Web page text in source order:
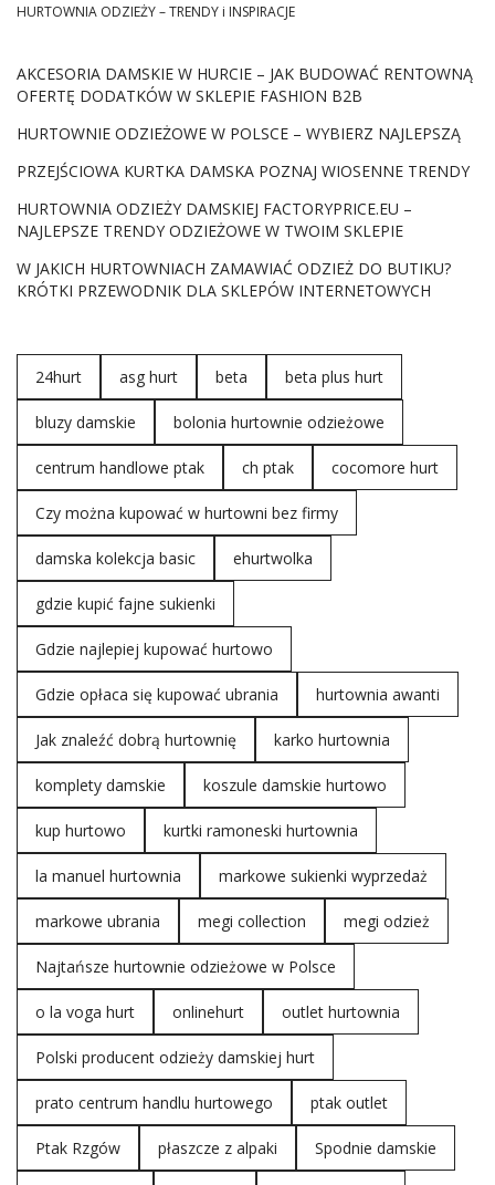
HURTOWNIA ODZIEŻY – TRENDY i INSPIRACJE
AKCESORIA DAMSKIE W HURCIE – JAK BUDOWAĆ RENTOWNĄ
OFERTĘ DODATKÓW W SKLEPIE FASHION B2B
HURTOWNIE ODZIEŻOWE W POLSCE – WYBIERZ NAJLEPSZĄ
PRZEJŚCIOWA KURTKA DAMSKA POZNAJ WIOSENNE TRENDY
HURTOWNIA ODZIEŻY DAMSKIEJ FACTORYPRICE.EU –
NAJLEPSZE TRENDY ODZIEŻOWE W TWOIM SKLEPIE
W JAKICH HURTOWNIACH ZAMAWIAĆ ODZIEŻ DO BUTIKU?
KRÓTKI PRZEWODNIK DLA SKLEPÓW INTERNETOWYCH
24hurt asg hurt beta beta plus hurt
bluzy damskie bolonia hurtownie odzieżowe
centrum handlowe ptak ch ptak cocomore hurt
Czy można kupować w hurtowni bez firmy
damska kolekcja basic ehurtwolka
gdzie kupić fajne sukienki
Gdzie najlepiej kupować hurtowo
Gdzie opłaca się kupować ubrania hurtownia awanti
Jak znaleźć dobrą hurtownię karko hurtownia
komplety damskie koszule damskie hurtowo
kup hurtowo kurtki ramoneski hurtownia
la manuel hurtownia markowe sukienki wyprzedaż
markowe ubrania megi collection megi odzież
Najtańsze hurtownie odzieżowe w Polsce
o la voga hurt onlinehurt outlet hurtownia
Polski producent odzieży damskiej hurt
prato centrum handlu hurtowego ptak outlet
Ptak Rzgów płaszcze z alpaki Spodnie damskie